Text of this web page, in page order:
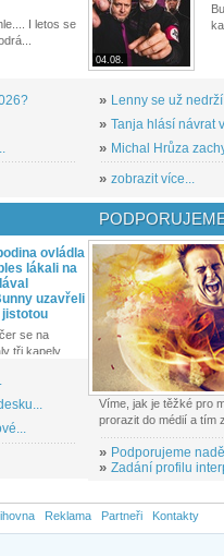
I letos se
04.08.
» Lenny se už
» Tanja hlásí návrat
» Michal Hrůza
» zobrazit více...
ovládla
lákali na
uzavřeli
se na
tři kapely...
Víme, jak je těžké pro
prorazit do médií a tím
» Podporujeme
» Zadání profilu
Reklama Partneři Kontakty